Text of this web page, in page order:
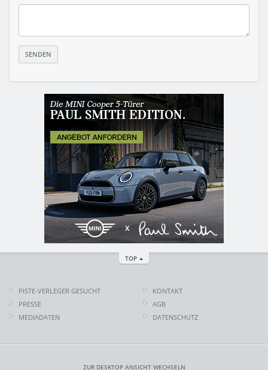
TOP
PISTE-VERLEGER GESUCHT
PRESSE
MEDIADATEN
KONTAKT
AGB
DATENSCHUTZ
ZUR DESKTOP ANSICHT WECHSELN